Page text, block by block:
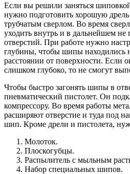
Если вы решили заняться
нужно подготовить хорошую
трубчатым сверлом. Во время
уходить внутрь и в дальнейшем не
отверстий. При работе нужно
глубины, чтобы шипы находились
расстоянии от поверхности. Если
слишком глубоко, то не смогут
Чтобы быстро загонять шипы в
пневматический пистолет. Он
компрессору. Во время работы
расширяют отверстие и туда под
шип. Кроме дрели и пистолета,
Молоток.
Плоскогубцы.
Распылитель с мыльным
Набор специальных шипов.